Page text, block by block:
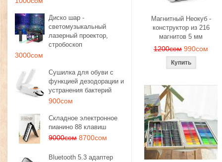
Диско шар -
светомузыкальный
лазерный проектор,
стробоскоп
3000сом
Сушилка для обуви с
функцией дезодорации и
устранения бактерий
900сом
Складное электронное
пианино 88 клавиш
9000сом 8700сом
Bluetooth 5.3 адаптер
Магнитный Неокуб -
конструктор из 216
магнитов 5 мм
1200сом 990сом